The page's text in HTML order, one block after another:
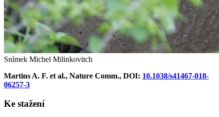
Snímek Michel Milinkovitch
Martins A. F. et al., Nature Comm., DOI: 10.1038/s41467-018-
06257-3
Ke stažení